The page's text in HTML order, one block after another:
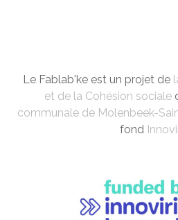
Le Fablab'ke est un projet de
et de la Cohésion sociale
communale de Molenbeek-
fond